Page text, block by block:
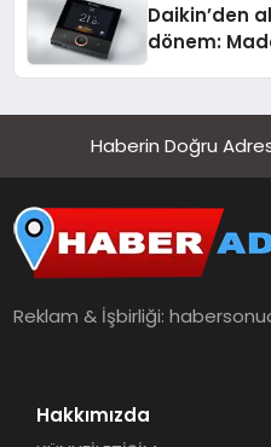
Daikin’den
dönem:
Haberin Doğru
Reklam & İşbirliği:
Hakkımızda